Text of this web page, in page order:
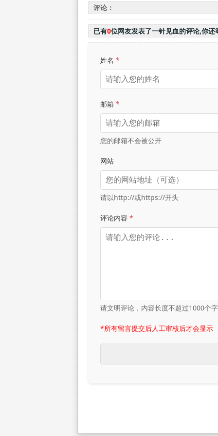
评论：
已有0位网友发表了一针见血的评论,你还
姓名 *
邮箱 *
您的邮箱不会被公开
网站
请以http://或https://开头
评论内容 *
请文明评论，内容长度不超过1000个
*所有留言提交后人工审核后才会显示